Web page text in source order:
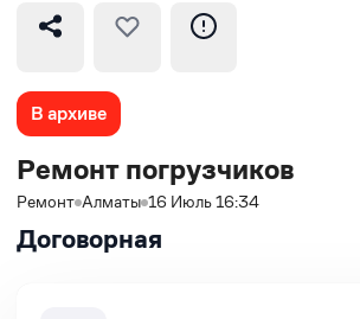
В архиве
Ремонт погрузчиков
Ремонт Алматы 16 Июль 16:34
Договорная